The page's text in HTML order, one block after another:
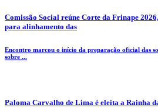
Comissão Social reúne Corte da Frinape
para alinhamento das
Encontro marcou o início da preparação oficial das
sobre ...
Paloma Carvalho de Lima é eleita a Rainha